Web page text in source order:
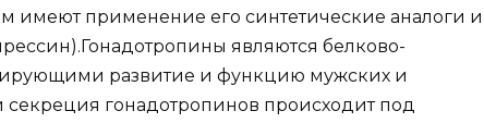
имеют применение его синтетические аналоги и
являются белково-
развитие и функцию мужских и
секреция гонадотропинов происходит под